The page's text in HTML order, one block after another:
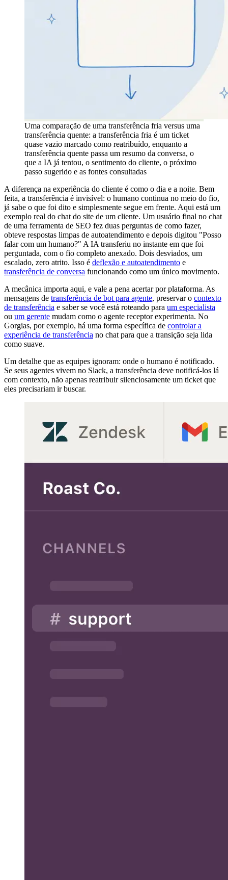
Uma comparação de uma transferência fria versus uma
transferência quente: a transferência fria é um ticket
quase vazio marcado como reatribuído, enquanto a
transferência quente passa um resumo da conversa, o
que a IA já tentou, o sentimento do cliente, o próximo
passo sugerido e as fontes consultadas
A diferença na experiência do cliente é como o dia e a noite. Bem
feita, a transferência é invisível: o humano continua no meio do fio,
já sabe o que foi dito e simplesmente segue em frente. Aqui está um
exemplo real do chat do site de um cliente. Um usuário final no chat
de uma ferramenta de SEO fez duas perguntas de como fazer,
obteve respostas limpas de autoatendimento e depois digitou "Posso
falar com um humano?" A IA transferiu no instante em que foi
perguntada, com o fio completo anexado. Dois desviados, um
escalado, zero atrito. Isso é deflexão e autoatendimento e
transferência de conversa funcionando como um único movimento.
A mecânica importa aqui, e vale a pena acertar por plataforma. As
mensagens de transferência de bot para agente, preservar o contexto
de transferência e saber se você está roteando para um especialista
ou um gerente mudam como o agente receptor experimenta. No
Gorgias, por exemplo, há uma forma específica de controlar a
experiência de transferência no chat para que a transição seja lida
como suave.
Um detalhe que as equipes ignoram: onde o humano é notificado.
Se seus agentes vivem no Slack, a transferência deve notificá-los lá
com contexto, não apenas reatribuir silenciosamente um ticket que
eles precisariam ir buscar.